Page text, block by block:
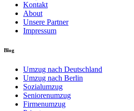
Kontakt
About
Unsere Partner
Impressum
Blog
Umzug nach Deutschland
Umzug nach Berlin
Sozialumzug
Seniorenumzug
Firmenumzug